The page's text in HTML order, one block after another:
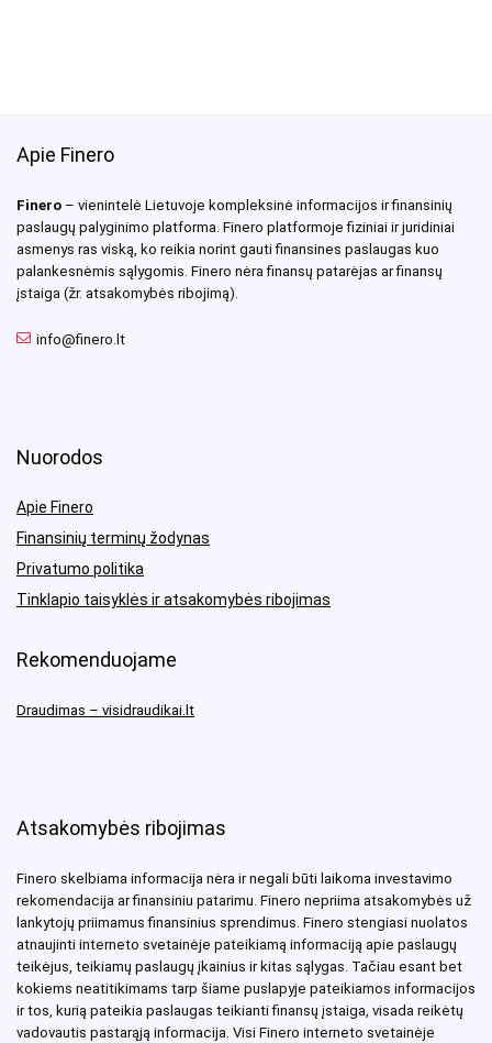
Apie Finero
Finero – vienintelė Lietuvoje kompleksinė informacijos ir finansinių
paslaugų palyginimo platforma. Finero platformoje fiziniai ir juridiniai
asmenys ras viską, ko reikia norint gauti finansines paslaugas kuo
palankesnėmis sąlygomis. Finero nėra finansų patarėjas ar finansų
įstaiga (žr. atsakomybės ribojimą).
info@finero.lt
Nuorodos
Apie Finero
Finansinių terminų žodynas
Privatumo politika
Tinklapio taisyklės ir atsakomybės ribojimas
Rekomenduojame
Draudimas – visidraudikai.lt
Atsakomybės ribojimas
Finero skelbiama informacija nėra ir negali būti laikoma investavimo
rekomendacija ar finansiniu patarimu. Finero nepriima atsakomybės už
lankytojų priimamus finansinius sprendimus. Finero stengiasi nuolatos
atnaujinti interneto svetainėje pateikiamą informaciją apie paslaugų
teikėjus, teikiamų paslaugų įkainius ir kitas sąlygas. Tačiau esant bet
kokiems neatitikimams tarp šiame puslapyje pateikiamos informacijos
ir tos, kurią pateikia paslaugas teikianti finansų įstaiga, visada reikėtų
vadovautis pastarąją informacija. Visi Finero interneto svetainėje